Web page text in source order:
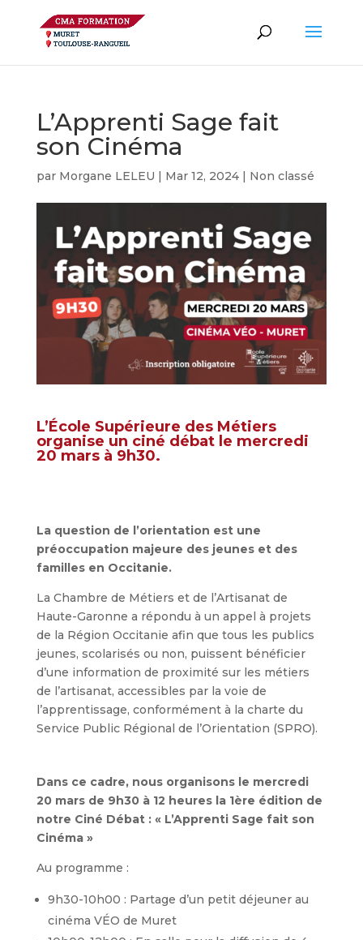
L’Apprenti Sage fait
son Cinéma
par Morgane LELEU | Mar 12, 2024| Non classé
L’École Supérieure des Métiers
organise un ciné débat le mercredi
20 mars à 9h30.
La question de l’orientation est une
préoccupation majeure des jeunes et des
familles en Occitanie.
La Chambre de Métiers et de l’Artisanat de
Haute-Garonne a répondu à un appel à projets
de la Région Occitanie afin que tous les publics
jeunes, scolarisés ou non, puissent bénéficier
d’une information de proximité sur les métiers
de l’artisanat, accessibles par la voie de
l’apprentissage, conformément à la charte du
Service Public Régional de l’Orientation (SPRO).
Dans ce cadre, nous organisons le mercredi
20 mars de 9h30 à 12 heures la 1ère édition de
notre Ciné Débat : « L’Apprenti Sage fait son
Cinéma »
Au programme :
9h30-10h00 : Partage d’un petit déjeuner au
cinéma VÉO de Muret